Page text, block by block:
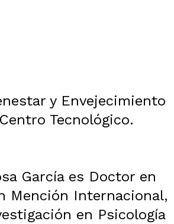
y Envejecimiento
Tecnológico.
García es Doctor en
Mención Internacional,
en Psicología